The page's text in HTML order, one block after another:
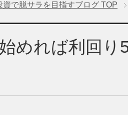
で脱サラを目指すブログ TOP
めれば利回り